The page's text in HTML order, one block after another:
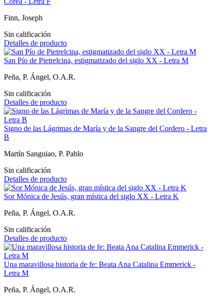
Finn, Joseph
Sin calificación
Detalles de producto
San Pío de Pietrelcina, estigmatizado del siglo XX - Letra M
Peña, P. Ángel, O.A.R.
Sin calificación
Detalles de producto
Signo de las Lágrimas de María y de la Sangre del Cordero - Letra
B
Martín Sanguiao, P. Pablo
Sin calificación
Detalles de producto
Sor Mónica de Jesús, gran mística del siglo XX - Letra K
Peña, P. Ángel, O.A.R.
Sin calificación
Detalles de producto
Una maravillosa historia de fe: Beata Ana Catalina Emmerick -
Letra M
Peña, P. Ángel, O.A.R.